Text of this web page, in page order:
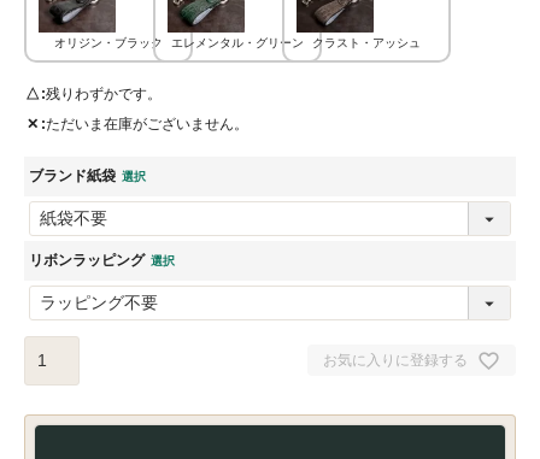
オリジン・ブラック エレメンタル・グリーン クラスト・アッシュ
△ 残りわずかです。
✕ ただいま在庫がございません。
ブランド紙袋
リボンラッピング
お気に入りに登録する